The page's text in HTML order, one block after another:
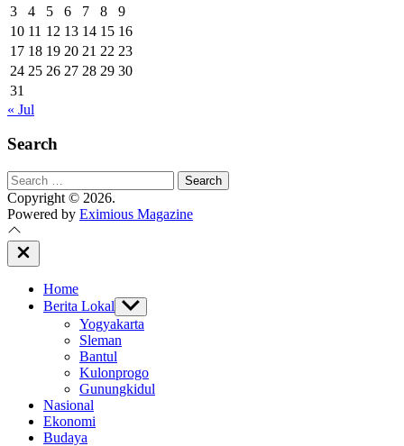
3
4 5 6 7 8
9
10 11 12 13 14 15 16
17 18 19 20 21 22 23
24 25 26 27 28 29 30
31
« Jul
Search
Search
for:
Copyright © 2026.
Powered by Eximious Magazine
Close
Off
Home
Berita Lokal Show
sub
menu
Yogyakarta
Sleman
Bantul
Kulonprogo
Gunungkidul
Nasional
Ekonomi
Budaya